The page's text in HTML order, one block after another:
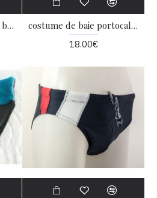
costume de baie alb cu bretele costume de baie portocaliu
18.00€